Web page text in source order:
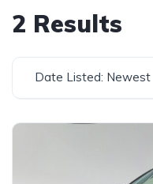
2 Results
Date Listed: Newest